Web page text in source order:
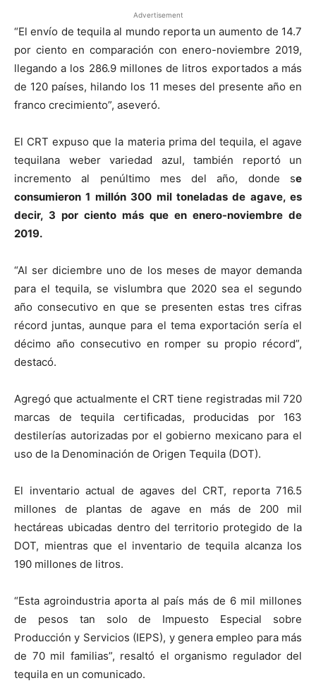
Advertisement
“El envío de tequila al mundo reporta un aumento de 14.7
por ciento en comparación con enero-noviembre 2019,
llegando a los 286.9 millones de litros exportados a más
de 120 países, hilando los 11 meses del presente año en
franco crecimiento”, aseveró.
El CRT expuso que la materia prima del tequila, el agave
tequilana weber variedad azul, también reportó un
incremento al penúltimo mes del año, donde se
consumieron 1 millón 300 mil toneladas de agave, es
decir, 3 por ciento más que en enero-noviembre de
2019.
“Al ser diciembre uno de los meses de mayor demanda
para el tequila, se vislumbra que 2020 sea el segundo
año consecutivo en que se presenten estas tres cifras
récord juntas, aunque para el tema exportación sería el
décimo año consecutivo en romper su propio récord”,
destacó.
Agregó que actualmente el CRT tiene registradas mil 720
marcas de tequila certificadas, producidas por 163
destilerías autorizadas por el gobierno mexicano para el
uso de la Denominación de Origen Tequila (DOT).
El inventario actual de agaves del CRT, reporta 716.5
millones de plantas de agave en más de 200 mil
hectáreas ubicadas dentro del territorio protegido de la
DOT, mientras que el inventario de tequila alcanza los
190 millones de litros.
“Esta agroindustria aporta al país más de 6 mil millones
de pesos tan solo de Impuesto Especial sobre
Producción y Servicios (IEPS), y genera empleo para más
de 70 mil familias”, resaltó el organismo regulador del
tequila en un comunicado.